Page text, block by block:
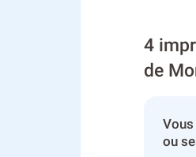
4
de
ou